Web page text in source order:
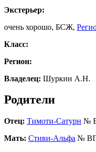
Экстерьер:
очень хорошо, БСЖ,
Класс:
Регион:
Владелец: Шуркин А.Н.
Родители
Отец: Тимоти-Сатурн №
Мать: Стиви-Альфа №